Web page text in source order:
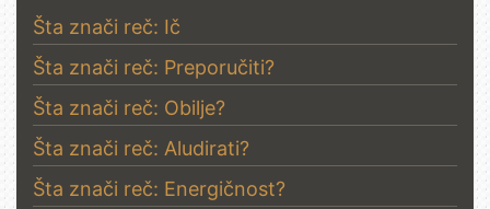
Šta znači reč: Ič
Šta znači reč: Preporučiti?
Šta znači reč: Obilje?
Šta znači reč: Aludirati?
Šta znači reč: Energičnost?